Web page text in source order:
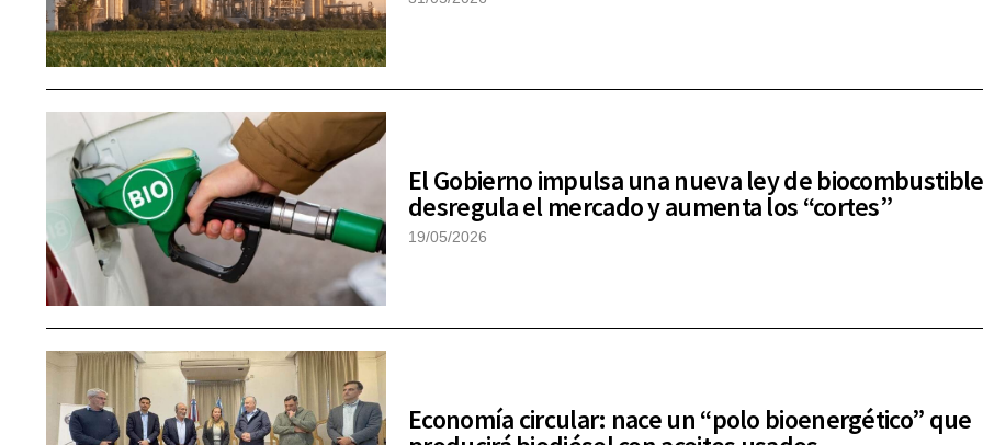
El Gobierno impulsa una nueva ley de
desregula el mercado y aumenta los “cortes”
19/05/2026
Economía circular: nace un “polo bioenergético” que